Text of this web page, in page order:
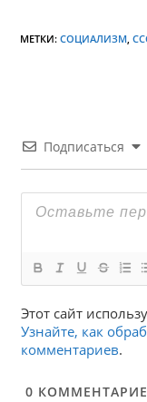
МЕТКИ:СОЦИАЛИЗМ
Подписаться
Этот сайт
Узнайте, как
комментариев.
0